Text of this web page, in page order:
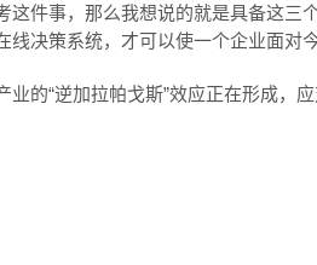
这件事，那么我想说的就是具备这
线决策系统，才可以使一个企业面
业的“逆加拉帕戈斯”效应正在形成，